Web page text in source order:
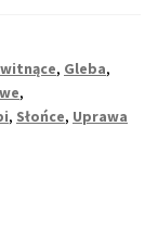
Kompleksowe
Dla
, Gleba,
,
, Słońce, Uprawa